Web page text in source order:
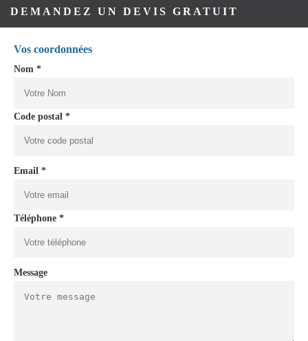
DEMANDEZ UN DEVIS GRATUIT
Vos coordonnées
Nom *
Code postal *
Email *
Téléphone *
Message